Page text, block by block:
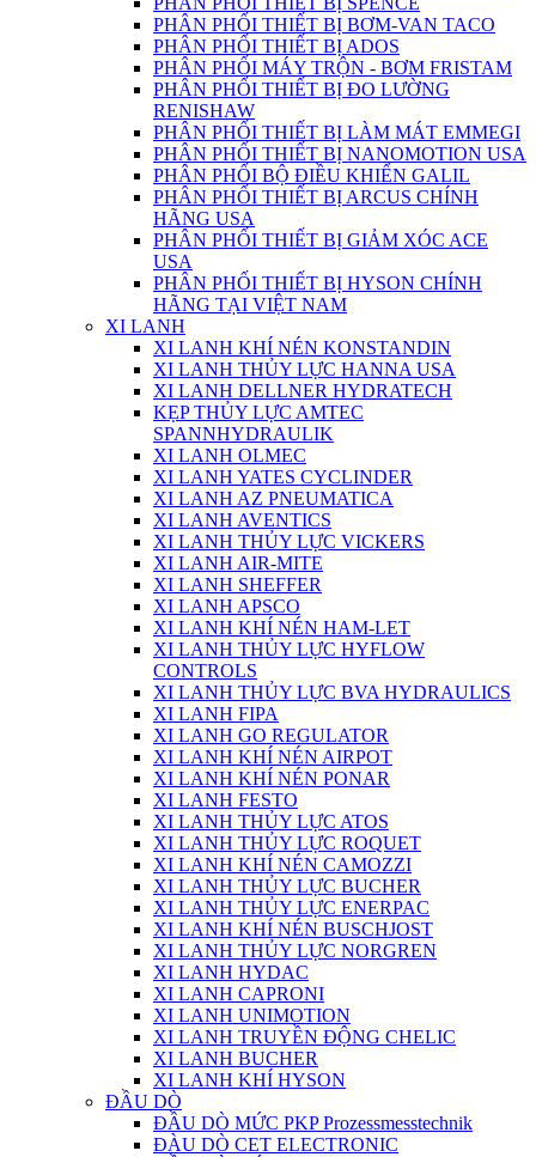
PHÂN PHỐI THIẾT BỊ BƠM-VAN TACO
PHÂN PHỐI THIẾT BỊ ADOS
PHÂN PHỐI MÁY TRỘN - BƠM FRISTAM
PHÂN PHỐI THIẾT BỊ ĐO LƯỜNG
RENISHAW
PHÂN PHỐI THIẾT BỊ LÀM MÁT EMMEGI
PHÂN PHỐI THIẾT BỊ NANOMOTION USA
PHÂN PHỐI BỘ ĐIỀU KHIỂN GALIL
PHÂN PHỐI THIẾT BỊ ARCUS CHÍNH
HÃNG USA
PHÂN PHỐI THIẾT BỊ GIẢM XÓC ACE
USA
PHÂN PHỐI THIẾT BỊ HYSON CHÍNH
HÃNG TẠI VIỆT NAM
XI LANH
XI LANH KHÍ NÉN KONSTANDIN
XI LANH THỦY LỰC HANNA USA
XI LANH DELLNER HYDRATECH
KẸP THỦY LỰC AMTEC
SPANNHYDRAULIK
XI LANH OLMEC
XI LANH YATES CYCLINDER
XI LANH AZ PNEUMATICA
XI LANH AVENTICS
XI LANH THỦY LỰC VICKERS
XI LANH AIR-MITE
XI LANH SHEFFER
XI LANH APSCO
XI LANH KHÍ NÉN HAM-LET
XI LANH THỦY LỰC HYFLOW
CONTROLS
XI LANH THỦY LỰC BVA HYDRAULICS
XI LANH FIPA
XI LANH GO REGULATOR
XI LANH KHÍ NÉN AIRPOT
XI LANH KHÍ NÉN PONAR
XI LANH FESTO
XI LANH THỦY LỰC ATOS
XI LANH THỦY LỰC ROQUET
XI LANH KHÍ NÉN CAMOZZI
XI LANH THỦY LỰC BUCHER
XI LANH THỦY LỰC ENERPAC
XI LANH KHÍ NÉN BUSCHJOST
XI LANH THỦY LỰC NORGREN
XI LANH HYDAC
XI LANH CAPRONI
XI LANH UNIMOTION
XI LANH TRUYỀN ĐỘNG CHELIC
XI LANH BUCHER
XI LANH KHÍ HYSON
ĐẦU DÒ
ĐẦU DÒ MỨC PKP Prozessmesstechnik
ĐÀU DÒ CET ELECTRONIC